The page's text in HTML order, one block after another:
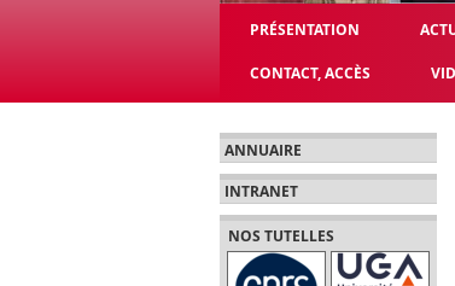
PRÉSENTATION
CONTACT, ACCÈS
ANNUAIRE
INTRANET
NOS TUTELLES